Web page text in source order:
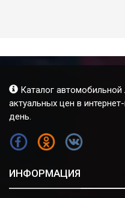
Каталог автомобильной
актуальных цен в
день.
FB OK VK
ИНФОРМАЦИЯ